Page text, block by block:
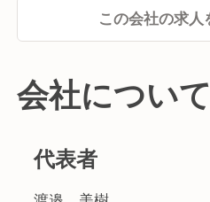
この会社の求人
会社について
代表者